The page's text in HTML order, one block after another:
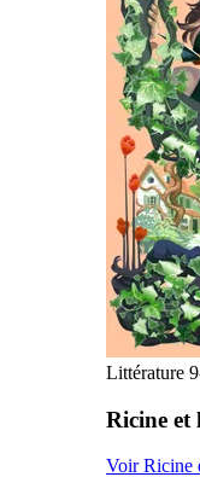
Littérature
Ricine et
Voir Ricine